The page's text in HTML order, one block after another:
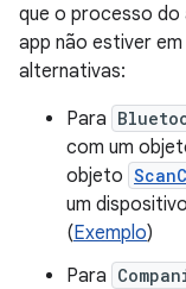
que o processo
app não estiver
alternativas:
Para
com um
objeto
um
(Exemplo)
Para